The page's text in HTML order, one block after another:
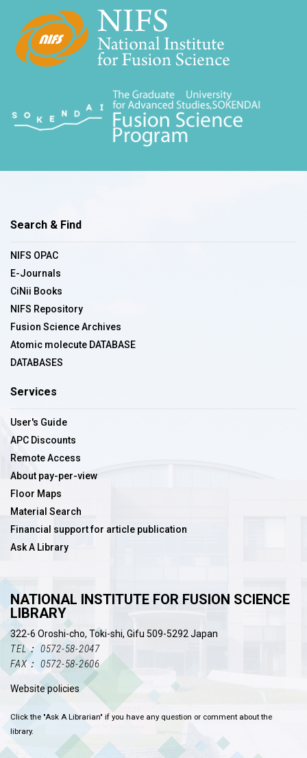
Search & Find
NIFS OPAC
E-Journals
CiNii Books
NIFS Repository
Fusion Science Archives
Atomic molecute DATABASE
DATABASES
Services
User's Guide
APC Discounts
Remote Access
About pay-per-view
Floor Maps
Material Search
Financial support for article publication
Ask A Library
NATIONAL INSTITUTE FOR FUSION SCIENCE
LIBRARY
322-6 Oroshi-cho, Toki-shi, Gifu 509-5292 Japan
TEL： 0572-58-2047
FAX： 0572-58-2606
Website policies
Click the "Ask A Librarian" if you have any question or comment about the
library.